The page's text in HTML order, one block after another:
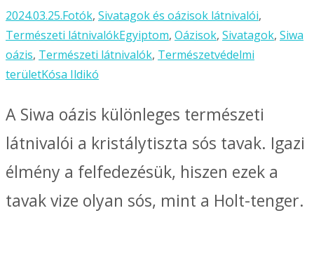
2024.03.25.Fotók, Sivatagok és oázisok látnivalói,
Természeti látnivalókEgyiptom, Oázisok, Sivatagok, Siwa
oázis, Természeti látnivalók, Természetvédelmi
területKósa Ildikó
A Siwa oázis különleges természeti
látnivalói a kristálytiszta sós tavak. Igazi
élmény a felfedezésük, hiszen ezek a
tavak vize olyan sós, mint a Holt-tenger.